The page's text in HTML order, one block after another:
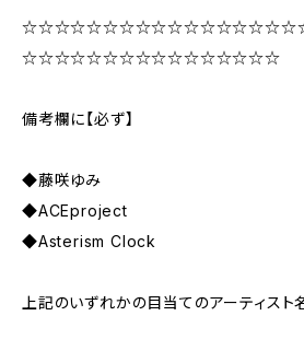
☆☆☆☆☆☆☆☆☆☆☆☆☆☆☆☆
備考欄に【必ず】
◆藤咲ゆみ
◆ACEproject
◆Asterism Clock
上記のいずれかの目当てのアーティスト